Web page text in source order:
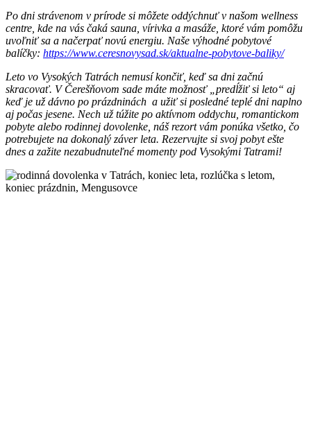
Po dni strávenom v prírode si môžete oddýchnuť v našom wellness
centre, kde na vás čaká sauna, vírivka a masáže, ktoré vám pomôžu
uvoľniť sa a načerpať novú energiu. Naše výhodné pobytové
balíčky: https://www.ceresnovysad.sk/aktualne-pobytove-baliky/
Leto vo Vysokých Tatrách nemusí končiť, keď sa dni začnú
skracovať. V Čerešňovom sade máte možnosť „predĺžiť si leto“ aj
keď je už dávno po prázdninách a užiť si posledné teplé dni naplno
aj počas jesene. Nech už túžite po aktívnom oddychu, romantickom
pobyte alebo rodinnej dovolenke, náš rezort vám ponúka všetko, čo
potrebujete na dokonalý záver leta. Rezervujte si svoj pobyt ešte
dnes a zažite nezabudnuteľné momenty pod Vysokými Tatrami!